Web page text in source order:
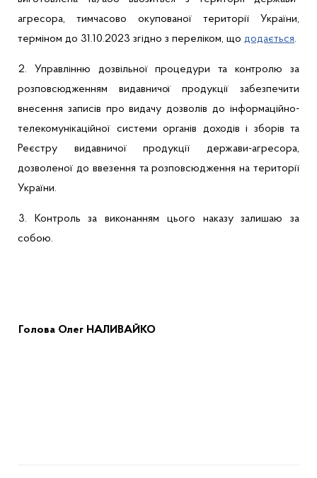
агресора, тимчасово окупованої території України,
терміном до 31.10.2023 згідно з переліком, що додається.
2. Управліннюдозвільної процедури та контролю за
розповсюдженням видавничої продукціїзабезпечити
внесення записів про видачу дозволів до інформаційно-
телекомунікаційної системи органів доходів і зборів та
Реєстру видавничої продукції держави-агресора,
дозволеної до ввезення та розповсюдження на території
України.
3.
Контроль за виконанням цього наказу залишаю за
собою.
Голова Олег НАЛИВАЙКО